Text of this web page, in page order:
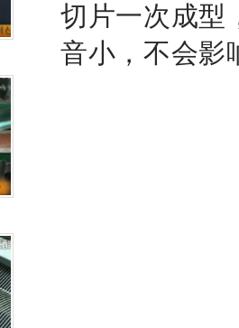
切片一次成型
音小，不会影